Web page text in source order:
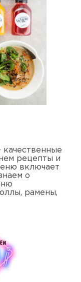
качественные
рецепты и
включает
о
рамены,